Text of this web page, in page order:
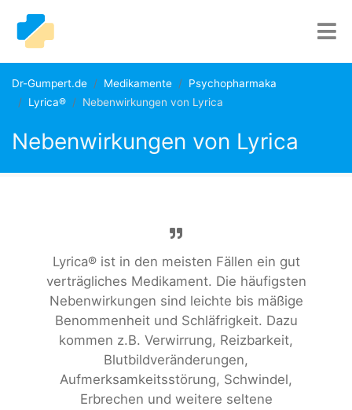
Dr-Gumpert.de Medikamente
Psychopharmaka
Lyrica®
Nebenwirkungen von Lyrica
Nebenwirkungen von Lyrica
Lyrica® ist in den meisten Fällen ein gut
verträgliches Medikament. Die häufigsten
Nebenwirkungen sind leichte bis mäßige
Benommenheit und Schläfrigkeit. Dazu
kommen z.B. Verwirrung, Reizbarkeit,
Blutbildveränderungen,
Aufmerksamkeitsstörung, Schwindel,
Erbrechen und weitere seltene